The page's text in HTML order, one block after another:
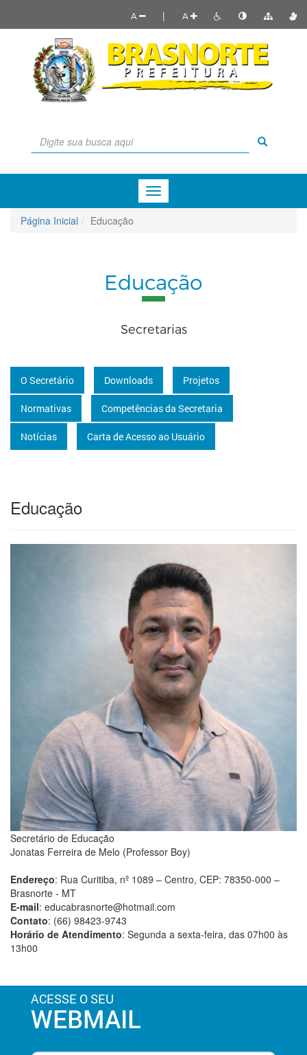
A | A
Menu
de
Página Inicial Educação
Educação
Secretarias
O Secretário Downloads Projetos
Normativas Competências da Secretaria
Notícias Carta de Acesso ao Usuário
Educação
Secretário de Educação
Jonatas Ferreira de Melo (Professor Boy)
Endereço: Rua Curitiba, nº 1089 – Centro, CEP: 78350-000 –
Brasnorte - MT
E-mail: educabrasnorte@hotmail.com
Contato: (66) 98423-9743
Horário de Atendimento: Segunda a sexta-feira, das 07h00 às
13h00
ACESSE O SEU
WEBMAIL